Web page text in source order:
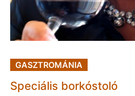
GASZTROMÁNIA
Speciális borkóstoló